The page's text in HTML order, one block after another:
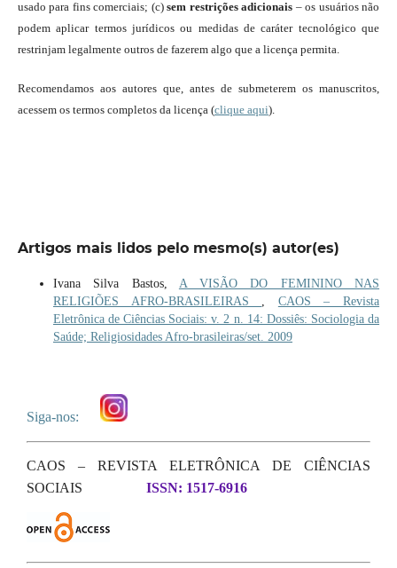
usado para fins comerciais; (c)sem restrições adicionais – os usuários não
podem aplicar termos jurídicos ou medidas de caráter tecnológico que
restrinjam legalmente outros de fazerem algo que a licença permita.
Recomendamos aos autores que, antes de submeterem os manuscritos,
acessem os termos completos da licença (clique aqui).
Artigos mais lidos pelo mesmo(s) autor(es)
Ivana Silva Bastos, A VISÃO DO FEMININO NAS
RELIGIÕES AFRO-BRASILEIRAS
CAOS – Revista
Eletrônica de Ciências Sociais: v. 2 n. 14: Dossiês: Sociologia da
Saúde; Religiosidades Afro-brasileiras/set. 2009
Siga-nos:
CAOS – REVISTA ELETRÔNICA DE CIÊNCIAS
SOCIAIS
ISSN: 1517-6916